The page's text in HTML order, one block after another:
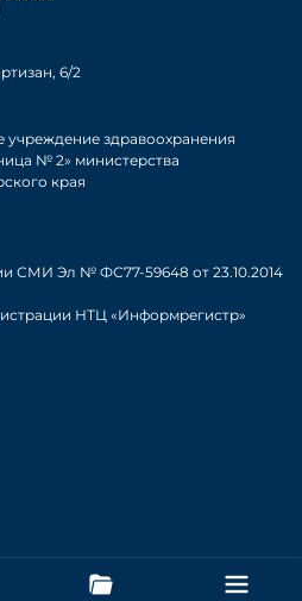
6/2
учреждение здравоохранения
№ 2» министерства
края
СМИ Эл № ФС77-59648 от 23.10.2014
НТЦ «Информрегистр»